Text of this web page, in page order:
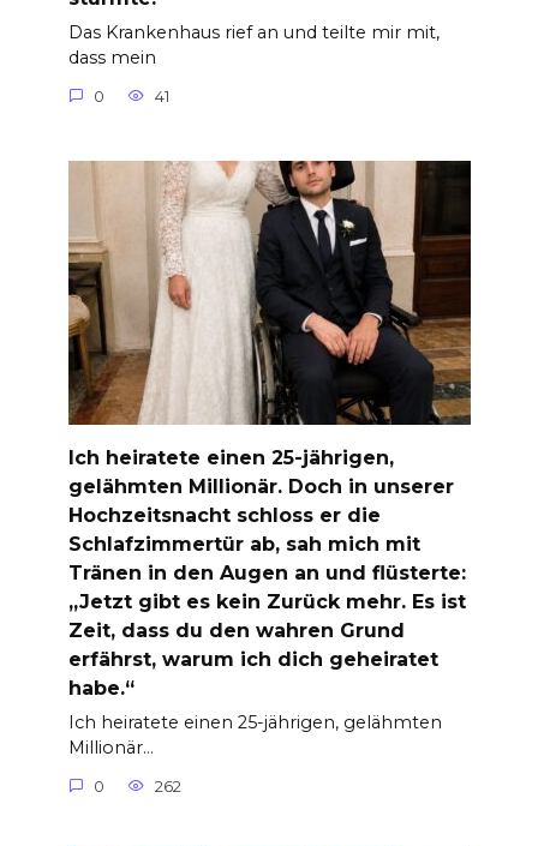
Das Krankenhaus rief an und teilte mir mit,
dass mein
0 41
Ich heiratete einen 25-jährigen,
gelähmten Millionär. Doch in unserer
Hochzeitsnacht schloss er die
Schlafzimmertür ab, sah mich mit
Tränen in den Augen an und flüsterte:
„Jetzt gibt es kein Zurück mehr. Es ist
Zeit, dass du den wahren Grund
erfährst, warum ich dich geheiratet
habe.“
Ich heiratete einen 25-jährigen, gelähmten
Millionär…
0 262